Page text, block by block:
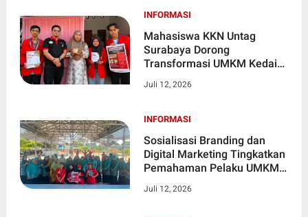
INFORMASI
Mahasiswa KKN Untag
Surabaya Dorong
Transformasi UMKM Kedai
Kemasan, Branding, dan
Juli 12, 2026
INFORMASI
Sosialisasi Branding dan
Digital Marketing Tingkatkan
Pemahaman Pelaku UMKM
Juli 12, 2026